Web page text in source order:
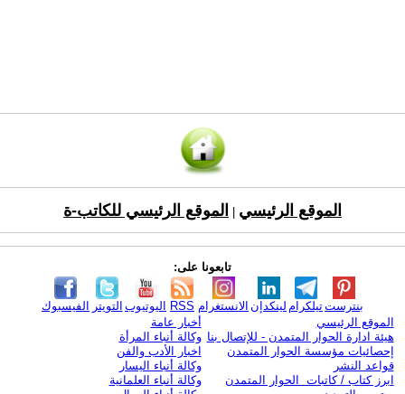
الموقع الرئيسي الموقع الرئيسي للكاتب-ة
تابعونا على:
الفيسبوك التويتر اليوتيوب RSS الانستغرام لينكدإن تيلكرامبنترست
الموقع الرئيسي
هيئة ادارة الحوار المتمدن - للإتصال بنا
إحصائيات مؤسسة الحوار المتمدن
قواعد النشر
ابرز كتاب / كاتبات الحوار المتمدن
أخبار عامة
وكالة أنباء المرأة
اخبار الأدب والفن
وكالة أنباء اليسار
وكالة أنباء العلمانية